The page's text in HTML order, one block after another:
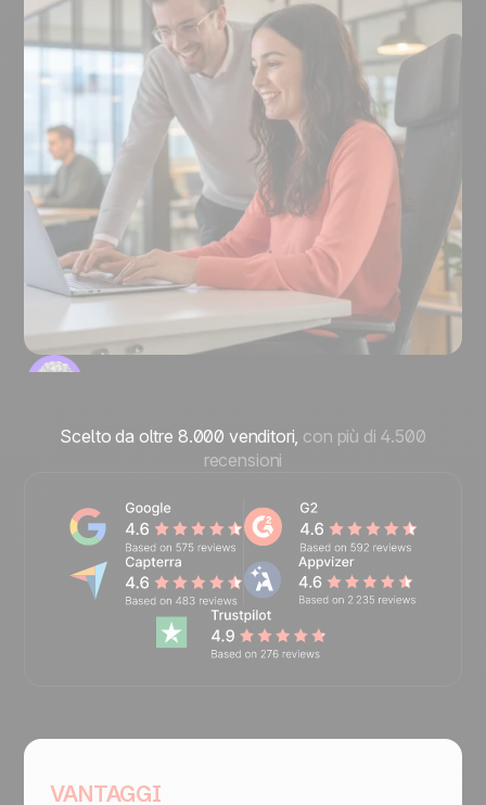
Scelto da oltre 8.000 venditori, con più di 4.500
recensioni
VANTAGGI